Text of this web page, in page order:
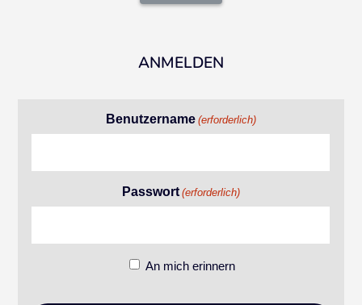
ANMELDEN
Benutzername (erforderlich)
Passwort (erforderlich)
An mich erinnern